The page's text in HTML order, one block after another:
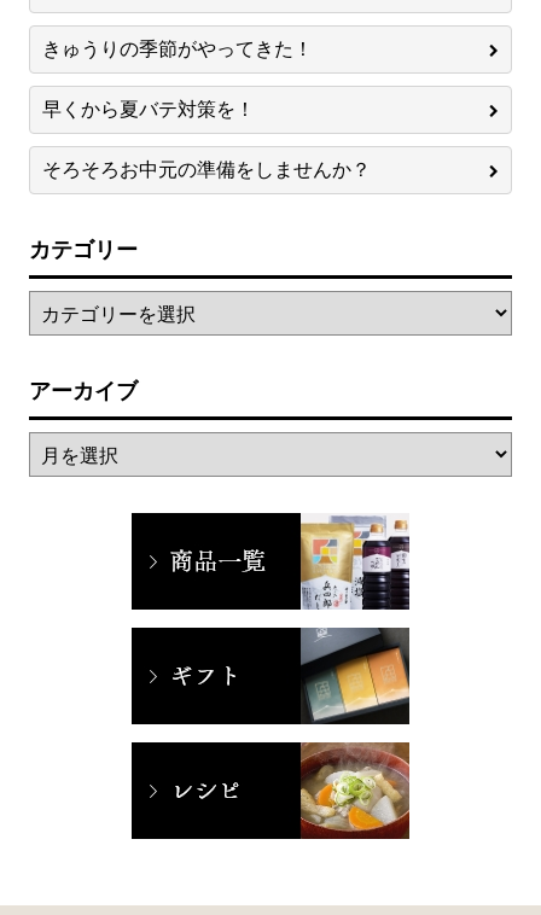
きゅうりの季節がやってきた！
早くから夏バテ対策を！
そろそろお中元の準備をしませんか？
カテゴリー
アーカイブ